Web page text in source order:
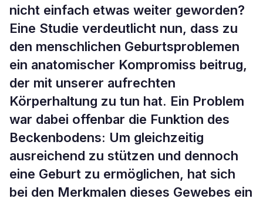
nicht einfach etwas weiter geworden?
Eine Studie verdeutlicht nun, dass zu
den menschlichen Geburtsproblemen
ein anatomischer Kompromiss beitrug,
der mit unserer aufrechten
Körperhaltung zu tun hat. Ein Problem
war dabei offenbar die Funktion des
Beckenbodens: Um gleichzeitig
ausreichend zu stützen und dennoch
eine Geburt zu ermöglichen, hat sich
bei den Merkmalen dieses Gewebes ein